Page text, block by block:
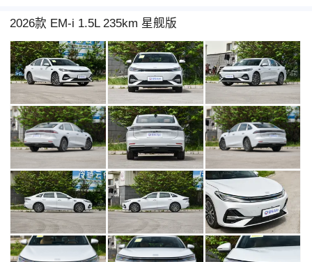
2026款 EM-i 1.5L 235km 星舰版